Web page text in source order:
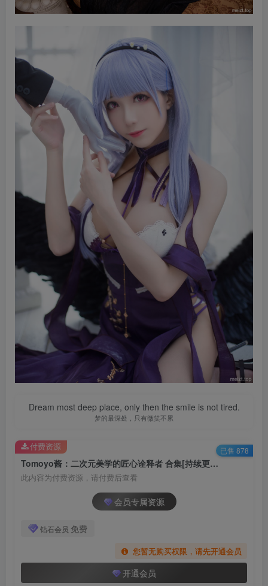
Dream most deep place, only then the smile is not tired.
梦的最深处，只有微笑不累
Tomoyo酱：二次元美学的匠心诠释者 合集[持续更新]
此内容为付费资源，请付费后查看
会员专属资源
钻石会员 免费
您暂无购买权限，请先开通会员
开通会员
付费资源 已售 878